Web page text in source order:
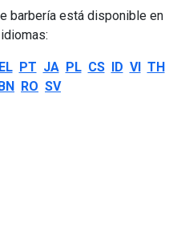
barbería está disponible en
EL PT JA PL CS ID VI TH
RO SV